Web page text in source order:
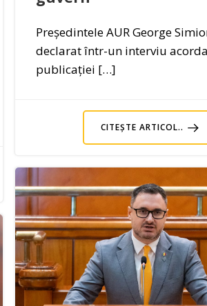
Președintele AUR George
declarat într-un interviu
publicației […]
CITEȘTE ARTICOL..